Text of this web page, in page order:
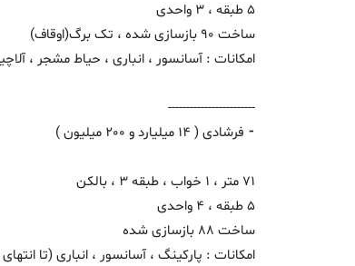
5 طبقه ، 3 واحدی
ساخت 90 بازسازی شده ، تک برگ(اوقاف)
امکانات : آسانسور ، انباری ، حیاط مشجر ،
------------------------
⁃ فرشادی ( 14 میلیارد و 200 میلیون )
71 متر ، 1 خواب ، طبقه 3 ، بالکن
5 طبقه ، 4 واحدی
ساخت 88 بازسازی شده
امکانات : پارکینگ ، آسانسور ، انباری (تا